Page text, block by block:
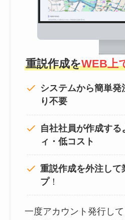
重説作成をWEB上
システムから簡単発
り不要
自社社員が作成す
ィ・低コスト
重説作成を外注して
プ！
一度アカウント発行し